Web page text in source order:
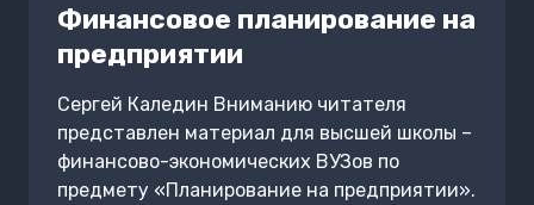
Финансовое планирование на
предприятии
Сергей Каледин Вниманию читателя
представлен материал для высшей школы –
финансово-экономических ВУЗов по
предмету «Планирование на предприятии».